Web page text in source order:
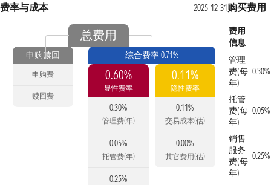
费率与成本 2025-12-31
总费用
申购赎回
申购费
赎回费
综合费率 0.71%
0.60%
显性费率
0.30%
管理费(年)
0.05%
托管费(年)
0.25%
0.11%
隐性费率
0.11%
交易成本(估)
0.00%
其它费用(估)
购买费用
费用
信息
管理
费(每
年)
0.30%
托管
费(每
年)
0.05%
销售
服务
费(每
年)
0.25%